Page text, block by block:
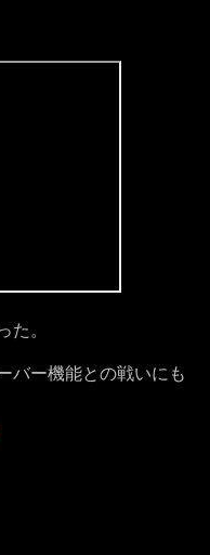
た。
バー機能との戦いにも